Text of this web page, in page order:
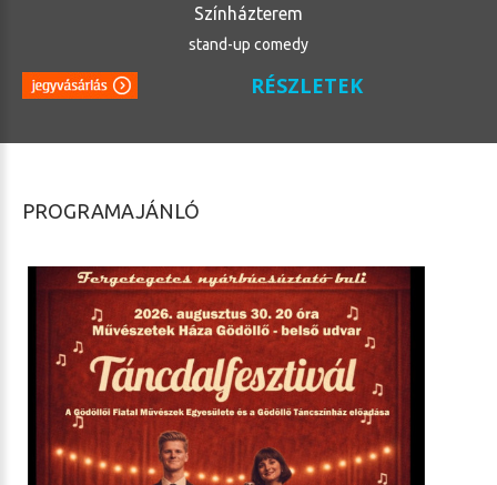
Színházterem
stand-up comedy
RÉSZLETEK
PROGRAMAJÁNLÓ